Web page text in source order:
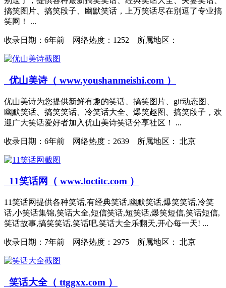
搞笑图片、搞笑段子、幽默笑话，上万笑话尽在别逗了专业搞
笑网！ ...
收录日期： 6年前 网络热度：1252 所属地区：
优山美诗（ www.youshanmeishi.com ）
优山美诗为您提供新鲜有趣的笑话、搞笑图片、gif动态图、
幽默笑话、搞笑笑话、冷笑话大全、爆笑趣图、搞笑段子，欢
迎广大笑话爱好者加入优山美诗笑话分享社区！ ...
收录日期： 6年前 网络热度：2639 所属地区： 北京
11笑话网（ www.loctitc.com ）
11笑话网提供各种笑话,有经典笑话,幽默笑话,爆笑笑话,冷笑
话,小笑话集锦,笑话大全,短信笑话,短笑话,爆笑短信,笑话短信,
笑话故事,搞笑笑话,笑话吧,笑话大全乐翻天,开心每一天! ...
收录日期： 7年前 网络热度：2975 所属地区： 北京
笑话大全（ ttggxx.com ）